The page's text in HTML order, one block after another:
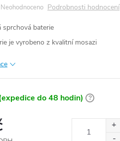
Neohodnoceno Podrobnosti hodnocení
sprchová baterie
je vyrobeno z kvalitní mosazi
do 48 hodin) ?